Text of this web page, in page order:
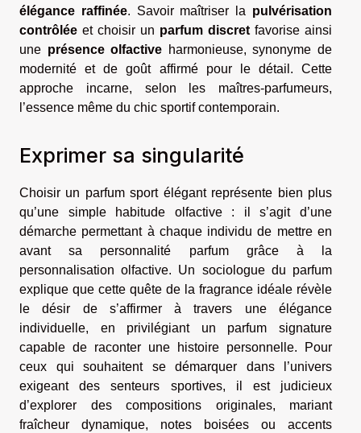
élégance raffinée. Savoir maîtriser la pulvérisation
contrôlée et choisir un parfum discret favorise ainsi
une présence olfactive harmonieuse, synonyme de
modernité et de goût affirmé pour le détail. Cette
approche incarne, selon les maîtres-parfumeurs,
l’essence même du chic sportif contemporain.
Exprimer sa singularité
Choisir un parfum sport élégant représente bien plus
qu’une simple habitude olfactive : il s’agit d’une
démarche permettant à chaque individu de mettre en
avant sa personnalité parfum grâce à la
personnalisation olfactive. Un sociologue du parfum
explique que cette quête de la fragrance idéale révèle
le désir de s’affirmer à travers une élégance
individuelle, en privilégiant un parfum signature
capable de raconter une histoire personnelle. Pour
ceux qui souhaitent se démarquer dans l’univers
exigeant des senteurs sportives, il est judicieux
d’explorer des compositions originales, mariant
fraîcheur dynamique, notes boisées ou accents